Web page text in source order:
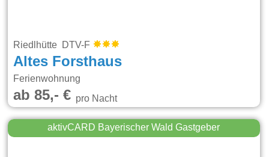
Riedlhütte DTV-F
Altes Forsthaus
Ferienwohnung
ab 85,- €pro Nacht
aktivCARD Bayerischer Wald Gastgeber